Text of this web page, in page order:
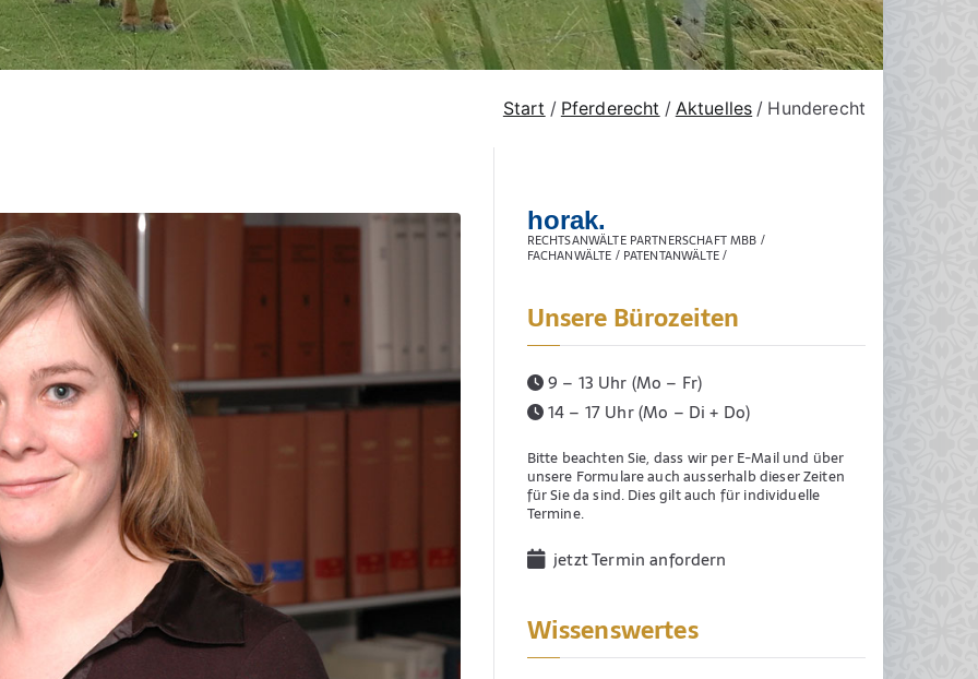
Start Pferderecht Aktuelles Hunderecht
horak.
RECHTSANWÄLTE PARTNERSCHAFT MBB /
FACHANWÄLTE / PATENTANWÄLTE /
Unsere Bürozeiten
9 – 13 Uhr (Mo – Fr)
14 – 17 Uhr (Mo – Di + Do)
Bitte beachten Sie, dass wir per E-Mail und über
unsere Formulare auch ausserhalb dieser Zeiten
für Sie da sind. Dies gilt auch für individuelle
Termine.
jetzt Termin anfordern
Wissenswertes